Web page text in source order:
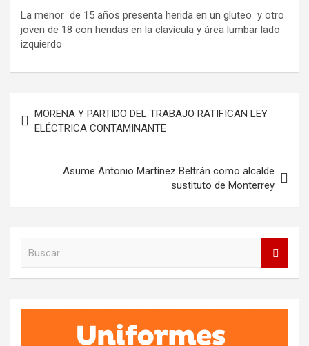
La menor de 15 años presenta herida en un gluteo y otro
joven de 18 con heridas en la clavícula y área lumbar lado
izquierdo
de
entradas
MORENA Y PARTIDO DEL TRABAJO RATIFICAN LEY
ELÉCTRICA CONTAMINANTE
Asume Antonio Martínez Beltrán como alcalde
sustituto de Monterrey